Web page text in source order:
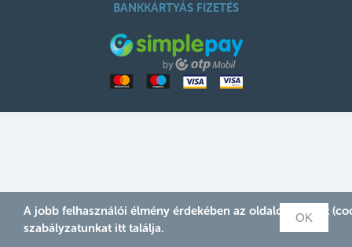
BANKKÁRTYÁS FIZETÉS
A jobb felhasználói élmény érdekében az oldalon sütiket
szabályzatunkat itt találja.
OK